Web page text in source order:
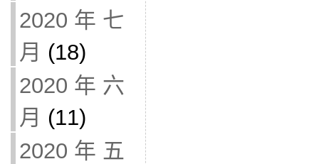
2020 年 七
月 (18)
2020 年 六
月 (11)
2020 年 五